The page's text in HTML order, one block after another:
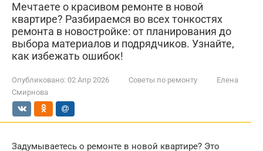
Мечтаете о красивом ремонте в новой
квартире? Разбираемся во всех тонкостях
ремонта в новостройке: от планирования до
выбора материалов и подрядчиков. Узнайте,
как избежать ошибок!
Опубликовано: 02 Апр 2026 Советы по ремонту
Елена
Смирнова
Задумываетесь о ремонте в новой квартире? Это